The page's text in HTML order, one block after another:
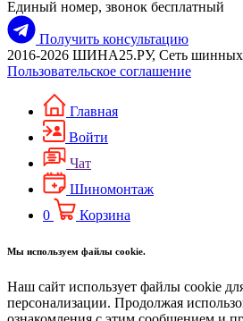
Единый номер, звонок бесплатный
Получить консультацию
2016-2026 ШИНА25.РУ, Сеть шинных
Пользовательское соглашение
Главная
Войти
Чат
Шиномонтаж
0
Корзина
Мы используем файлы cookie.
Наш сайт использует файлы cookie
персонализации. Продолжая